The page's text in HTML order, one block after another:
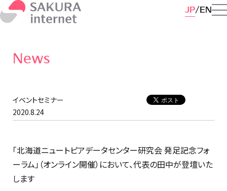
JP EN
News
イベントセミナー
2020.8.24
「北海道ニュートピアデータセンター研究会 発足記念フォ
ーラム」（オンライン開催）において、代表の田中が登壇いた
します